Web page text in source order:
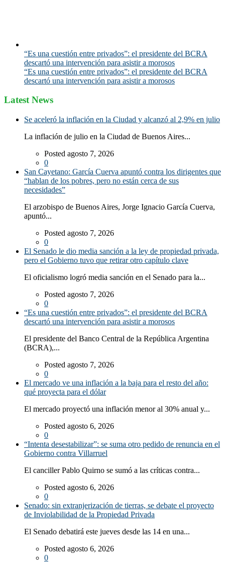
“Es una cuestión entre privados”: el presidente del BCRA
descartó una intervención para asistir a morosos
“Es una cuestión entre privados”: el presidente del BCRA
descartó una intervención para asistir a morosos
Latest News
Se aceleró la inflación en la Ciudad y alcanzó al 2,9% en julio
La inflación de julio en la Ciudad de Buenos Aires...
Posted agosto 7, 2026
0
San Cayetano: García Cuerva apuntó contra los dirigentes que
“hablan de los pobres, pero no están cerca de sus
necesidades”
El arzobispo de Buenos Aires, Jorge Ignacio García Cuerva,
apuntó...
Posted agosto 7, 2026
0
El Senado le dio media sanción a la ley de propiedad privada,
pero el Gobierno tuvo que retirar otro capítulo clave
El oficialismo logró media sanción en el Senado para la...
Posted agosto 7, 2026
0
“Es una cuestión entre privados”: el presidente del BCRA
descartó una intervención para asistir a morosos
El presidente del Banco Central de la República Argentina
(BCRA),...
Posted agosto 7, 2026
0
El mercado ve una inflación a la baja para el resto del año:
qué proyecta para el dólar
El mercado proyectó una inflación menor al 30% anual y...
Posted agosto 6, 2026
0
“Intenta desestabilizar”: se suma otro pedido de renuncia en el
Gobierno contra Villarruel
El canciller Pablo Quirno se sumó a las críticas contra...
Posted agosto 6, 2026
0
Senado: sin extranjerización de tierras, se debate el proyecto
de Inviolabilidad de la Propiedad Privada
El Senado debatirá este jueves desde las 14 en una...
Posted agosto 6, 2026
0